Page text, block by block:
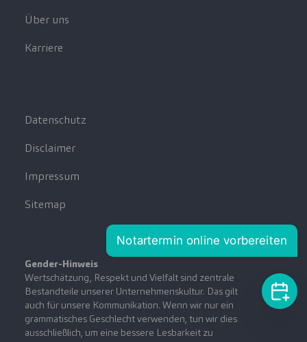
Über uns
Karriere
Datenschutz
Disclaimer
Impressum
Sitemap
Gender-Hinweis
Wertschätzung, Respekt und Vielfalt sind zentrale
Bestandteile unserer Unternehmenskultur. Das gilt
auch für unsere Kommunikation. Wenn wir nur ein
grammatisches Geschlecht verwenden, tun wir dies
ausschließlich, um eine bessere Lesbarkeit zu
Notartermin online vorbereiten